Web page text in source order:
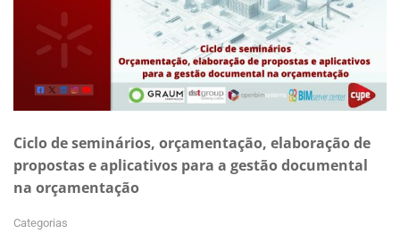
Ciclo de seminários, orçamentação, elaboração de
propostas e aplicativos para a gestão documental
na orçamentação
Categorias